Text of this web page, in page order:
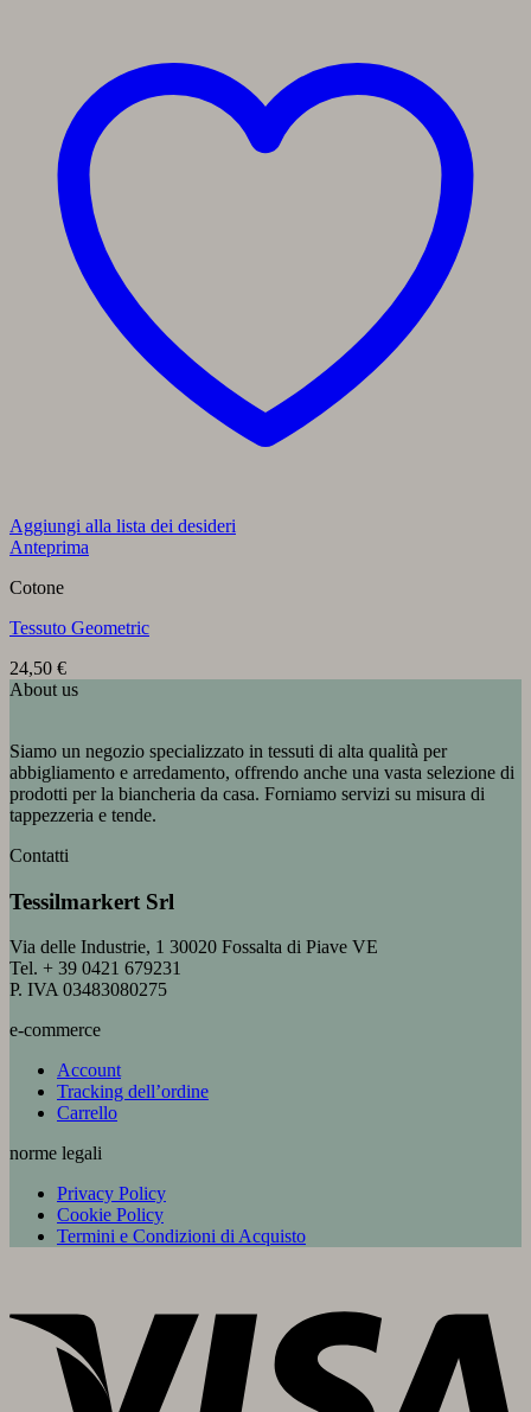
Aggiungi alla lista dei desideri
Anteprima
Cotone
Tessuto Geometric
24,50 €
About us
Siamo un negozio specializzato in tessuti di alta qualità per
abbigliamento e arredamento, offrendo anche una vasta selezione di
prodotti per la biancheria da casa. Forniamo servizi su misura di
tappezzeria e tende.
Contatti
Tessilmarkert Srl
Via delle Industrie, 1 30020 Fossalta di Piave VE
Tel. + 39 0421 679231
P. IVA 03483080275
e-commerce
Account
Tracking dell’ordine
Carrello
norme legali
Privacy Policy
Cookie Policy
Termini e Condizioni di Acquisto